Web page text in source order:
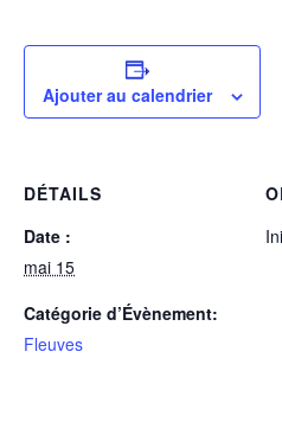
Ajouter au calendrier
DÉTAILS
Date :
mai 15
Catégorie d’Évènement:
Fleuves